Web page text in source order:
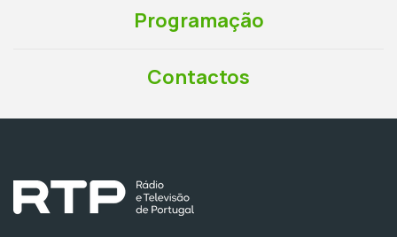
Programação
Contactos